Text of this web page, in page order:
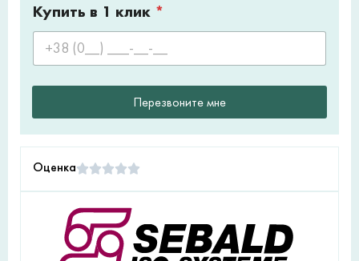
Купить в 1 клик *
Перезвоните мне
Оценка